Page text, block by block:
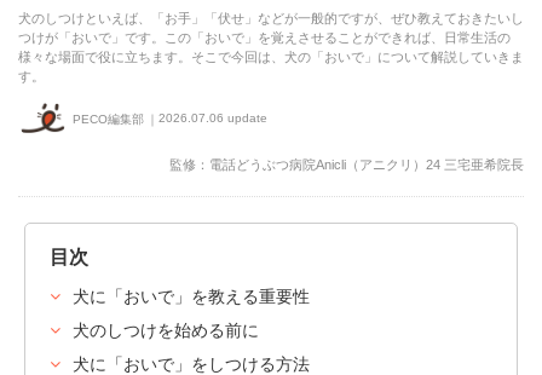
犬のしつけといえば、「お手」「伏せ」などが一般的ですが、ぜひ教えておきたいし
つけが「おいで」です。この「おいで」を覚えさせることができれば、日常生活の
様々な場面で役に立ちます。そこで今回は、犬の「おいで」について解説していきま
す。
PECO編集部 2026.07.06 update
監修：電話どうぶつ病院Anicli（アニクリ）24 三宅亜希院長
目次
犬に「おいで」を教える重要性
犬のしつけを始める前に
犬に「おいで」をしつける方法